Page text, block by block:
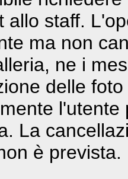
allo staff.
ma non
ne i
delle
La
è prevista.